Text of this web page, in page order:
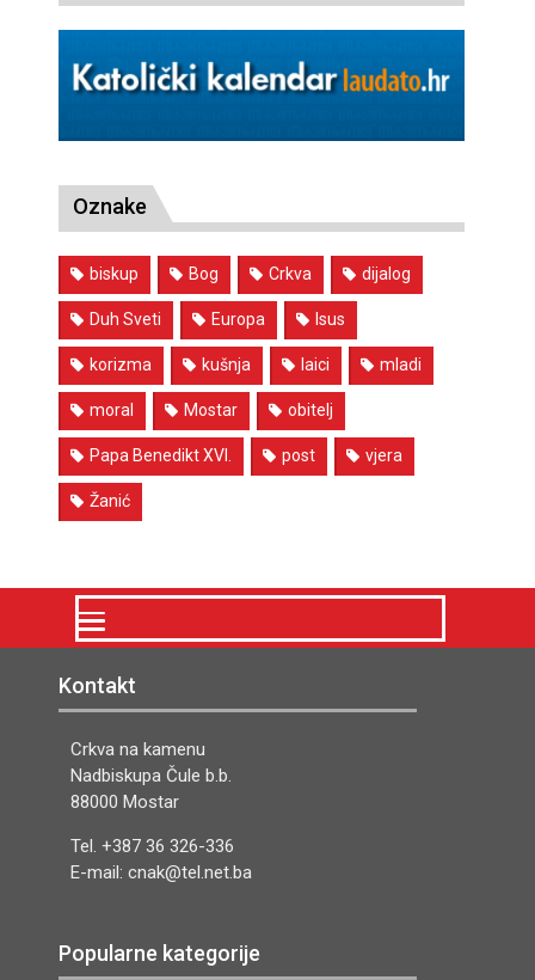
Oznake
biskup Bog Crkva dijalog
Duh Sveti Europa Isus
korizma kušnja laici mladi
moral Mostar obitelj
Papa Benedikt XVI. post vjera
Žanić
Kontakt
Crkva na kamenu
Nadbiskupa Čule b.b.
88000 Mostar
Tel. +387 36 326-336
E-mail: cnak@tel.net.ba
Popularne kategorije